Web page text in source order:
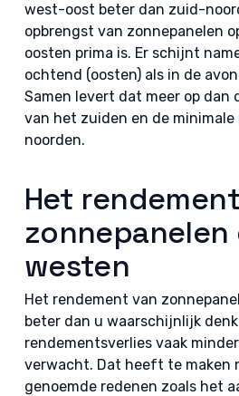
west-oost beter dan zuid-
opbrengst van zonnepanelen
oosten prima is. Er schijnt
ochtend (oosten) als in de
Samen levert dat meer op dan
van het zuiden en de
noorden.
Het
westen
Het rendement van
beter dan u waarschijnlijk
rendementsverlies vaak
verwacht. Dat heeft te maken
genoemde redenen zoals het